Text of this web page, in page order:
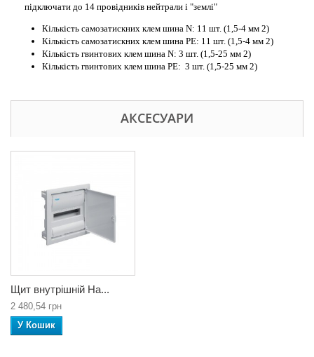
підключати до 14 провідників нейтрали і "землі"
Кількість самозатискних клем шина N: 11 шт. (1,5-4 мм 2)
Кількість самозатискних клем шина РЕ: 11 шт. (1,5-4 мм 2)
Кількість гвинтових клем шина N: 3 шт. (1,5-25 мм 2)
Кількість гвинтових клем шина РЕ: 3 шт. (1,5-25 мм 2)
АКСЕСУАРИ
Щит внутрішній Ha...
2 480,54 грн
У Кошик